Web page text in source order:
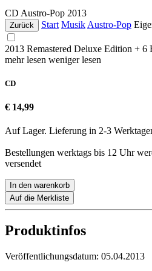
CD Austro-Pop 2013
Zurück Start Musik Austro-Pop
2013 Remastered Deluxe Edition + 6
mehr lesen weniger lesen
CD
€ 14,99
Auf Lager. Lieferung in 2-3
Bestellungen werktags bis 12 Uhr
versendet
In den warenkorb
Auf die Merkliste
Produktinfos
Veröffentlichungsdatum: 05.04.2013